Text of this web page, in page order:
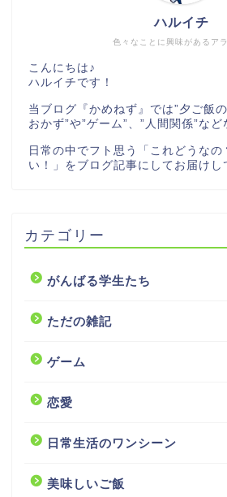
色々なことに興味があるア
ハルイチ
こんにちは♪
ハルイチです！
当ブログ『かめねず』では”夕ご飯
おかず”や”ゲーム”、”人間関係”など
日常の中でフト思う「これどうなの
い！」をブログ記事にしてお届けし
カテゴリー
がんばる学生たち
ただの雑記
ゲーム
恋愛
日常生活のワンシーン
美味しいご飯